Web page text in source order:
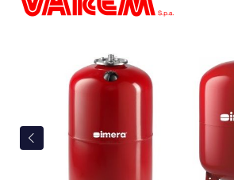
Bildergalerie überspringen